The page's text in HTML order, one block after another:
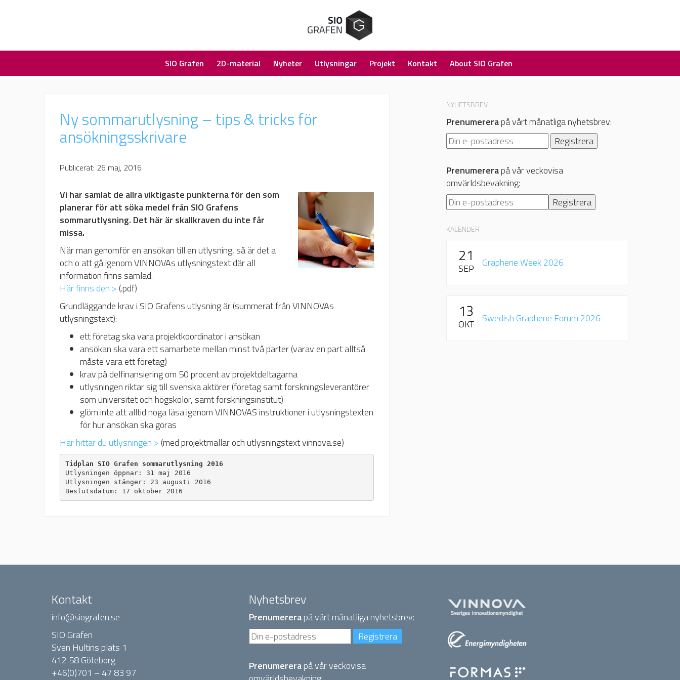
SIO Grafen 2D-material Nyheter Utlysningar Projekt Kontakt About SIO Grafen
Ny sommarutlysning – tips & tricks för
ansökningsskrivare
Publicerat: 26 maj, 2016
Vi har samlat de allra viktigaste punkterna för den som
planerar för att söka medel från SIO Grafens
sommarutlysning. Det här är skallkraven du inte får
missa.
När man genomför en ansökan till en utlysning, så är det a
och o att gå igenom VINNOVAs utlysningstext där all
information finns samlad.
Här finns den >(.pdf)
Grundläggande krav i SIO Grafens utlysning är (summerat från VINNOVAs
utlysningstext):
ett företag ska vara projektkoordinator i ansökan
ansökan ska vara ett samarbete mellan minst två parter (varav en part alltså
måste vara ett företag)
krav på delfinansiering om 50 procent av projektdeltagarna
utlysningen riktar sig till svenska aktörer (företag samt forskningsleverantörer
som universitet och högskolor, samt forskningsinstitut)
glöm inte att alltid noga läsa igenom VINNOVAS instruktioner i utlysningstexten
för hur ansökan ska göras
Här hittar du utlysningen >(med projektmallar och utlysningstext vinnova.se)
Tidplan SIO Grafen sommarutlysning 2016
Utlysningen öppnar: 31 maj 2016
Utlysningen stänger: 23 augusti 2016
Beslutsdatum: 17 oktober 2016
NYHETSBREV
Prenumererapå vårt månatliga nyhetsbrev:
Prenumererapå vår veckovisa
omvärldsbevakning:
KALENDER
21
SEP Graphene Week 2026
13
OKT Swedish Graphene Forum 2026
Kontakt
info@siografen.se
SIO Grafen
Sven Hultins plats 1
412 58 Göteborg
+46(0)701 – 47 83 97
Nyhetsbrev
Prenumererapå vårt månatliga nyhetsbrev:
Prenumererapå vår veckovisa